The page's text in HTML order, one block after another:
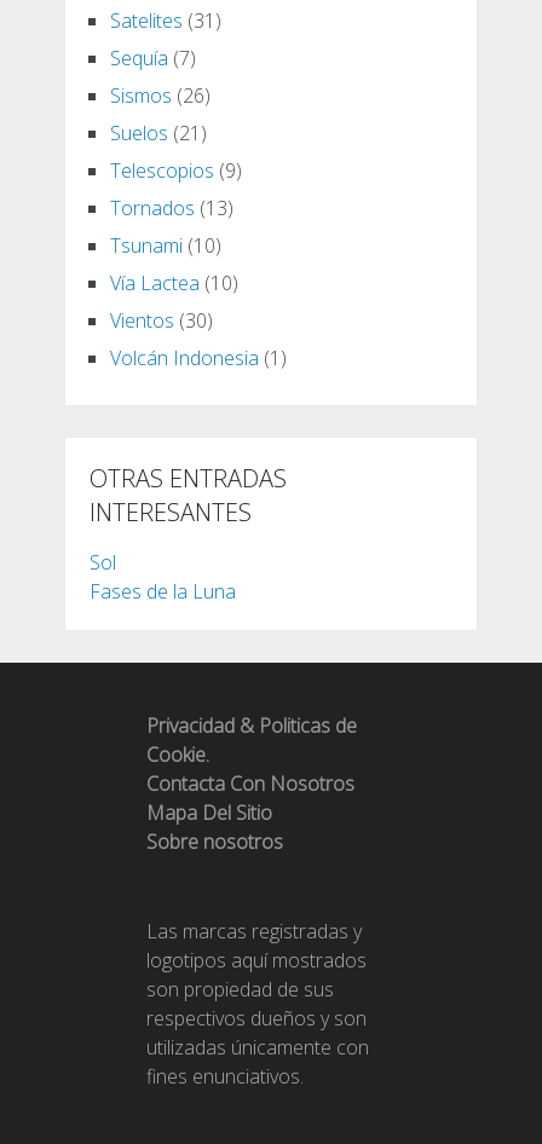
Satelites (31)
Sequía (7)
Sismos (26)
Suelos (21)
Telescopios (9)
Tornados (13)
Tsunami(10)
Vía Lactea (10)
Vientos (30)
Volcán Indonesia (1)
OTRAS ENTRADAS
INTERESANTES
Sol
Fases de la Luna
Privacidad & Politicas de
Cookie.
Contacta Con Nosotros
Mapa Del Sitio
Sobre nosotros
Las marcas registradas y
logotipos aquí mostrados
son propiedad de sus
respectivos dueños y son
utilizadas únicamente con
fines enunciativos.